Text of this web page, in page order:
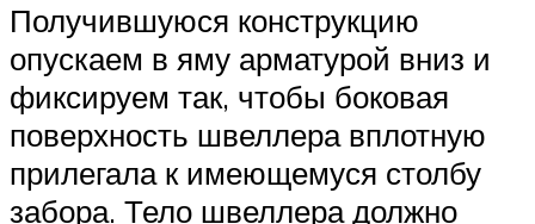
Получившуюся конструкцию
опускаем в яму арматурой вниз и
фиксируем так, чтобы боковая
поверхность швеллера вплотную
прилегала к имеющемуся столбу
забора. Тело швеллера должно